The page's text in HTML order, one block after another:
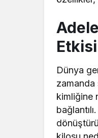
Etkisi
Dünya
zamanda
kimliğine